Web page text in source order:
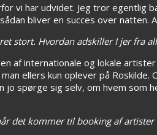
vi har udvidet. Jeg tror egentlig
bliver en succes over natten.
stort. Hvordan adskiller I jer fra
af internationale og lokale
ellers kun oplever på
jo spørge sig selv, om hvem
det kommer til booking af artister